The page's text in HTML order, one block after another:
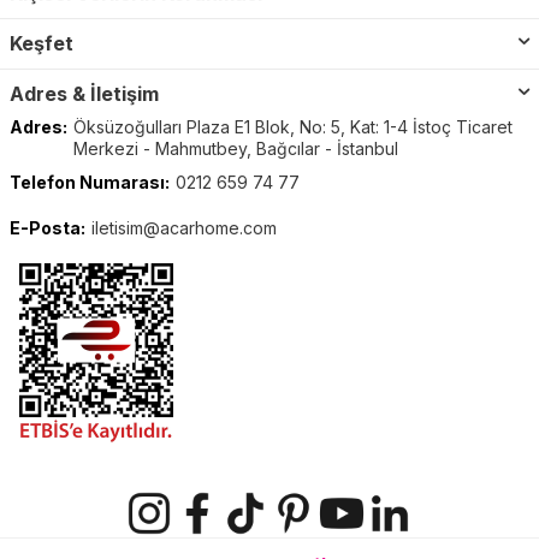
Keşfet
Adres & İletişim
Adres: Öksüzoğulları Plaza E1 Blok, No: 5, Kat: 1-4 İstoç Ticaret
Merkezi - Mahmutbey, Bağcılar - İstanbul
Telefon Numarası: 0212 659 74 77
E-Posta: iletisim@acarhome.com